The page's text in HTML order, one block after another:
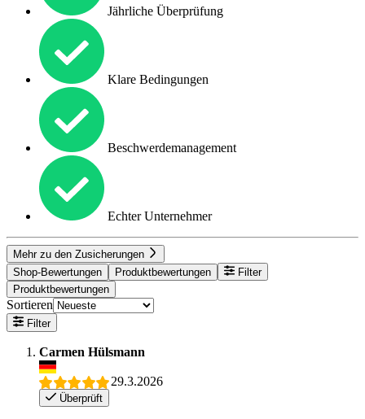
Jährliche Überprüfung
Klare Bedingungen
Beschwerdemanagement
Echter Unternehmer
Mehr zu den Zusicherungen
Shop-Bewertungen
Produktbewertungen
Filter
Produktbewertungen
Sortieren
Filter
Carmen Hülsmann
29.3.2026
Überprüft